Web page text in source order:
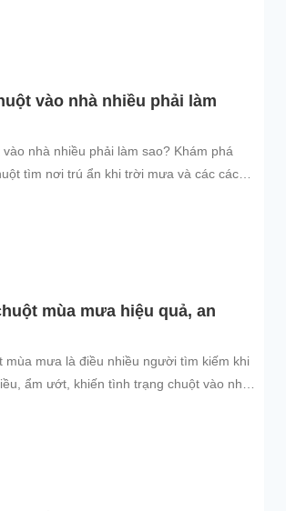
mới an tâm.
vào nhà nhiều phải làm
nhà nhiều phải làm sao? Khám phá
tìm nơi trú ẩn khi trời mưa và các cách
sống sạch sẽ.
mùa mưa hiệu quả, an
mùa mưa là điều nhiều người tìm kiếm khi
ẩm ướt, khiến tình trạng chuột vào nhà